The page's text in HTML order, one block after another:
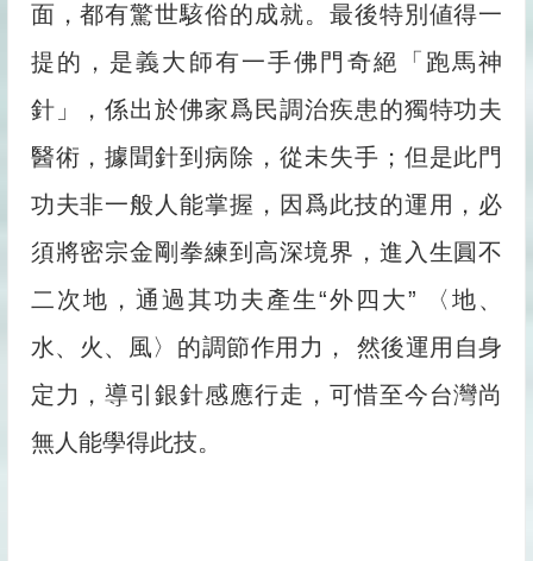
面，都有驚世駭俗的成就。最後特別値得一
提的，是義大師有一手佛門奇絕「跑馬神
針」，係出於佛家爲民調治疾患的獨特功夫
醫術，據聞針到病除，從未失手；但是此門
功夫非一般人能掌握，因爲此技的運用，必
須將密宗金剛拳練到高深境界，進入生圓不
二次地，通過其功夫產生“外四大” 〈地、
水、火、風〉的調節作用力， 然後運用自身
定力，導引銀針感應行走，可惜至今台灣尚
無人能學得此技。